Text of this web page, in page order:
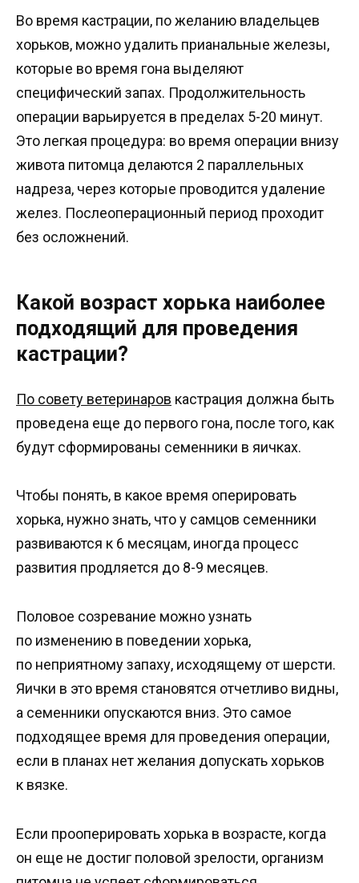
Во время кастрации, по желанию владельцев
хорьков, можно удалить прианальные железы,
которые во время гона выделяют
специфический запах. Продолжительность
операции варьируется в пределах 5-20 минут.
Это легкая процедура: во время операции внизу
живота питомца делаются 2 параллельных
надреза, через которые проводится удаление
желез. Послеоперационный период проходит
без осложнений.
Какой возраст хорька наиболее
подходящий для проведения
кастрации?
По совету ветеринаров кастрация должна быть
проведена еще до первого гона, после того, как
будут сформированы семенники в яичках.
Чтобы понять, в какое время оперировать
хорька, нужно знать, что у самцов семенники
развиваются к 6 месяцам, иногда процесс
развития продляется до 8-9 месяцев.
Половое созревание можно узнать
по изменению в поведении хорька,
по неприятному запаху, исходящему от шерсти.
Яички в это время становятся отчетливо видны,
а семенники опускаются вниз. Это самое
подходящее время для проведения операции,
если в планах нет желания допускать хорьков
к вязке.
Если прооперировать хорька в возрасте, когда
он еще не достиг половой зрелости, организм